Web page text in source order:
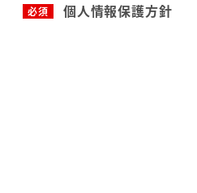
必須
個人情報保護方針